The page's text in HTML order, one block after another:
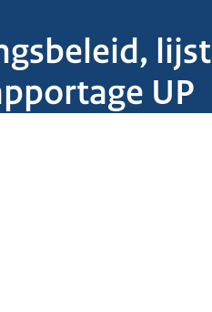
lijst
UP